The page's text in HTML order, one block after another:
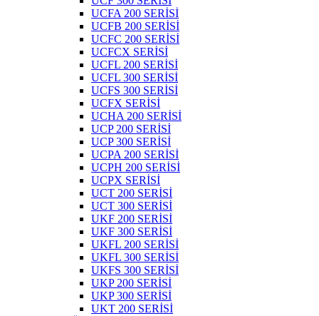
UCFA 200 SERİSİ
UCFB 200 SERİSİ
UCFC 200 SERİSİ
UCFCX SERİSİ
UCFL 200 SERİSİ
UCFL 300 SERİSİ
UCFS 300 SERİSİ
UCFX SERİSİ
UCHA 200 SERİSİ
UCP 200 SERİSİ
UCP 300 SERİSİ
UCPA 200 SERİSİ
UCPH 200 SERİSİ
UCPX SERİSİ
UCT 200 SERİSİ
UCT 300 SERİSİ
UKF 200 SERİSİ
UKF 300 SERİSİ
UKFL 200 SERİSİ
UKFL 300 SERİSİ
UKFS 300 SERİSİ
UKP 200 SERİSİ
UKP 300 SERİSİ
UKT 200 SERİSİ